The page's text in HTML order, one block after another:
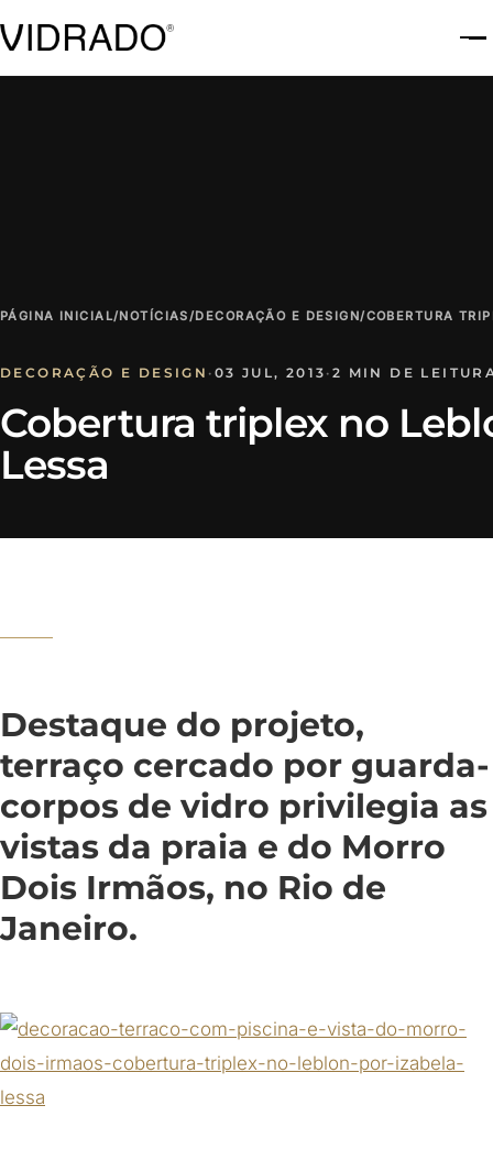
PÁGINA INICIAL/NOTÍCIAS/DECORAÇÃO E DESIGN/COBERTURA
DECORAÇÃO E DESIGN · 03 JUL, 2013 · 2 MIN DE
Cobertura triplex no
Lessa
Destaque do projeto,
terraço cercado por guarda-
corpos de vidro privilegia as
vistas da praia e do Morro
Dois Irmãos, no Rio de
Janeiro.